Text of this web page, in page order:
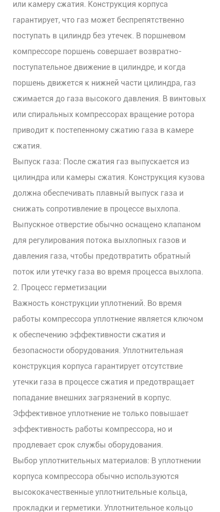
или камеру сжатия. Конструкция корпуса
гарантирует, что газ может беспрепятственно
поступать в цилиндр без утечек. В поршневом
компрессоре поршень совершает возвратно-
поступательное движение в цилиндре, и когда
поршень движется к нижней части цилиндра, газ
сжимается до газа высокого давления. В винтовых
или спиральных компрессорах вращение ротора
приводит к постепенному сжатию газа в камере
сжатия.
Выпуск газа: После сжатия газ выпускается из
цилиндра или камеры сжатия. Конструкция кузова
должна обеспечивать плавный выпуск газа и
снижать сопротивление в процессе выхлопа.
Выпускное отверстие обычно оснащено клапаном
для регулирования потока выхлопных газов и
давления газа, чтобы предотвратить обратный
поток или утечку газа во время процесса выхлопа.
2. Процесс герметизации
Важность конструкции уплотнений. Во время
работы компрессора уплотнение является ключом
к обеспечению эффективности сжатия и
безопасности оборудования. Уплотнительная
конструкция корпуса гарантирует отсутствие
утечки газа в процессе сжатия и предотвращает
попадание внешних загрязнений в корпус.
Эффективное уплотнение не только повышает
эффективность работы компрессора, но и
продлевает срок службы оборудования.
Выбор уплотнительных материалов: В уплотнении
корпуса компрессора обычно используются
высококачественные уплотнительные кольца,
прокладки и герметики. Уплотнительное кольцо